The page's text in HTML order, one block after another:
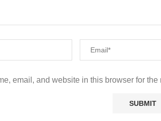
email, and website in this browser for the